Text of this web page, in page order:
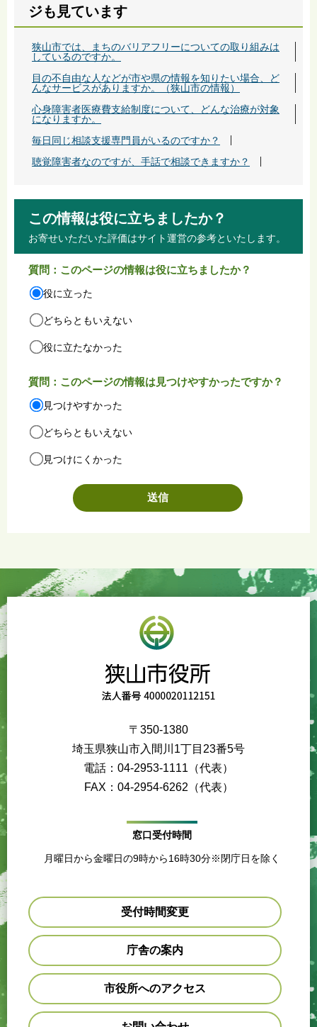
ジも見ています
狭山市では、まちのバリアフリーについての取り組みは
しているのですか。
目の不自由な人などが市や県の情報を知りたい場合、ど
んなサービスがありますか。（狭山市の情報）
心身障害者医療費支給制度について、どんな治療が対象
になりますか。
毎日同じ相談支援専門員がいるのですか？
聴覚障害者なのですが、手話で相談できますか？
この情報は役に立ちましたか？
お寄せいただいた評価はサイト運営の参考といたします。
質問：このページの情報は役に立ちましたか？
役に立った
どちらともいえない
役に立たなかった
質問：このページの情報は見つけやすかったですか？
見つけやすかった
どちらともいえない
見つけにくかった
〒350-1380
埼玉県狭山市入間川1丁目23番5号
電話：04-2953-1111（代表）
FAX：04-2954-6262（代表）
窓口受付時間
月曜日から金曜日の9時から16時30分※閉庁日を除く
受付時間変更
庁舎の案内
市役所へのアクセス